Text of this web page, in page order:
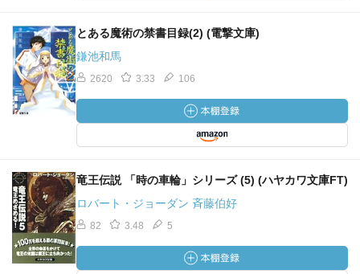
とある魔術の禁書目録(2) (電撃文庫)
鎌池和馬
2620 3.33 106
竜王伝説 「時の車輪」シリーズ (5) (ハヤカワ文庫FT)
ロバート・ジョーダン 斉藤伯好
82 3.48 5